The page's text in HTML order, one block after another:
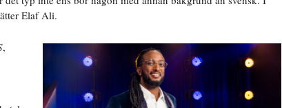
Elaf Ali.
,